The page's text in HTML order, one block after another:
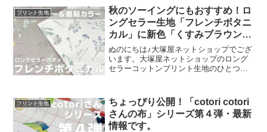
ョン。「復刻カラー３色」と「新色３
色」の全６色にて展
プリント生地
秋のソーイングにもおすすめ！ロ
ングセラー生地「フレンチボタニ
カル」に新色「くすみブラウン」
が登場！
ぬのにちは♪大塚屋ネットショップでござ
います。大塚屋ネットショップのロング
セラーコットンプリント生地のひとつ
た「ペールピンク」の再販が、この度決
定いたしました。2026
プリント生地
ちょっぴり公開！「cotori cotori
さんの布」シリーズ第４弾・最新
情報です。